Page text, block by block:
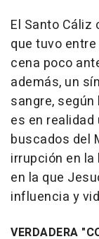
El Santo Cáliz
que tuvo
cena poco
además, un
sangre,
es en
buscados del
irrupción en
en la que
influencia y
VERDADERA